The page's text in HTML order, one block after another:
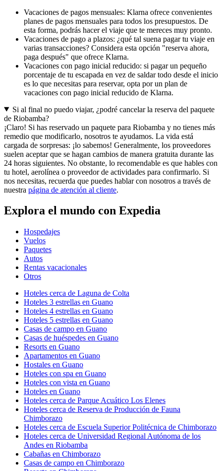
Vacaciones de pagos mensuales: Klarna ofrece convenientes
planes de pagos mensuales para todos los presupuestos. De
esta forma, podrás hacer el viaje que te mereces muy pronto.
Vacaciones de pago a plazos: ¿qué tal suena pagar tu viaje en
varias transacciones? Considera esta opción "reserva ahora,
paga después" que ofrece Klarna.
Vacaciones con pago inicial reducido: si pagar un pequeño
porcentaje de tu escapada en vez de saldar todo desde el inicio
es lo que necesitas para reservar, opta por un plan de
vacaciones con pago inicial reducido de Klarna.
Si al final no puedo viajar, ¿podré cancelar la reserva del paquete
de Riobamba?
¡Claro! Si has reservado un paquete para Riobamba y no tienes más
remedio que modificarlo, nosotros te ayudamos. La vida está
cargada de sorpresas: ¡lo sabemos! Generalmente, los proveedores
suelen aceptar que se hagan cambios de manera gratuita durante las
24 horas siguientes. No obstante, lo recomendable es que hables con
tu hotel, aerolínea o proveedor de actividades para confirmarlo. Si
nos necesitas, recuerda que puedes hablar con nosotros a través de
nuestra página de atención al cliente.
Explora el mundo con Expedia
Hospedajes
Vuelos
Paquetes
Autos
Rentas vacacionales
Otros
Hoteles cerca de Laguna de Colta
Hoteles 3 estrellas en Guano
Hoteles 4 estrellas en Guano
Hoteles 5 estrellas en Guano
Casas de campo en Guano
Casas de huéspedes en Guano
Resorts en Guano
Apartamentos en Guano
Hostales en Guano
Hoteles con spa en Guano
Hoteles con vista en Guano
Hoteles en Guano
Hoteles cerca de Parque Acuático Los Elenes
Hoteles cerca de Reserva de Producción de Fauna
Chimborazo
Hoteles cerca de Escuela Superior Politécnica de Chimborazo
Hoteles cerca de Universidad Regional Autónoma de los
Andes en Riobamba
Cabañas en Chimborazo
Casas de campo en Chimborazo